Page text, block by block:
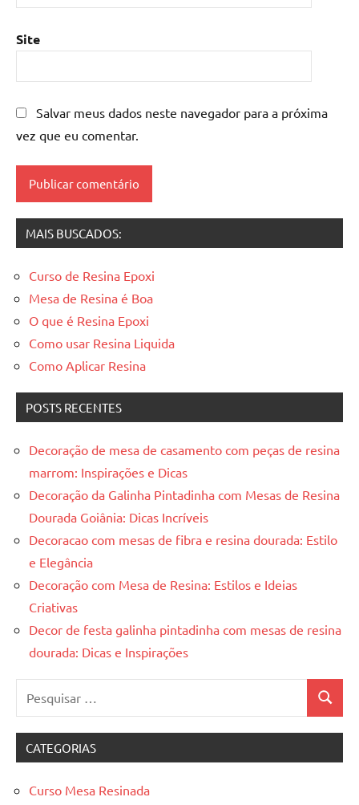
epoxi
mesa
de
madeira
mesas
resinadas
Site
Salvar meus dados neste navegador para a próxima
vez que eu comentar.
MAIS BUSCADOS:
Curso de Resina Epoxi
Mesa de Resina é Boa
O que é Resina Epoxi
Como usar Resina Liquida
Como Aplicar Resina
POSTS RECENTES
Decoração de mesa de casamento com peças de resina
marrom: Inspirações e Dicas
Decoração da Galinha Pintadinha com Mesas de Resina
Dourada Goiânia: Dicas Incríveis
Decoracao com mesas de fibra e resina dourada: Estilo
e Elegância
Decoração com Mesa de Resina: Estilos e Ideias
Criativas
Decor de festa galinha pintadinha com mesas de resina
dourada: Dicas e Inspirações
CATEGORIAS
Curso Mesa Resinada